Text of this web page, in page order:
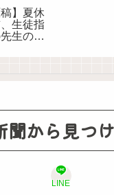
稿】夏休
生徒指
生のお
聞から見つ
LINE